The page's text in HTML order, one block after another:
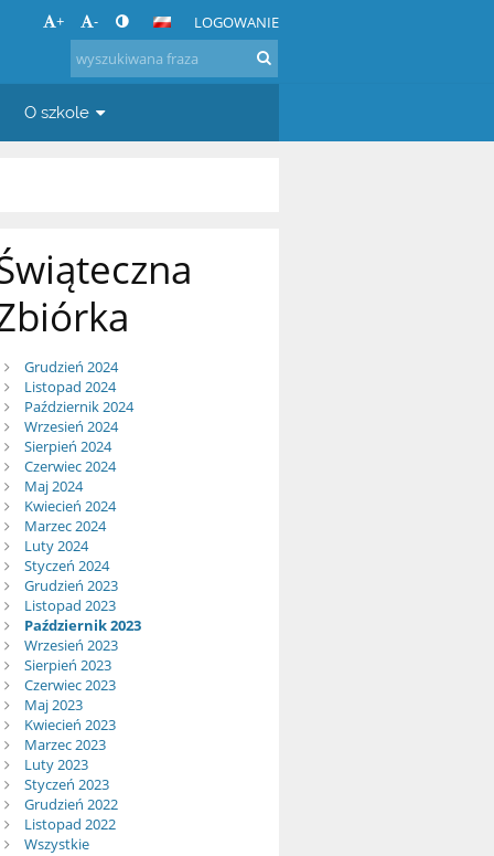
+ - LOGOWANIE
O szkole
Grudzień 2024
Listopad 2024
Październik 2024
Wrzesień 2024
Sierpień 2024
Czerwiec 2024
Maj 2024
Kwiecień 2024
Marzec 2024
Luty 2024
Styczeń 2024
Grudzień 2023
Listopad 2023
Październik 2023
Wrzesień 2023
Sierpień 2023
Czerwiec 2023
Maj 2023
Kwiecień 2023
Marzec 2023
Luty 2023
Styczeń 2023
Grudzień 2022
Listopad 2022
Wszystkie